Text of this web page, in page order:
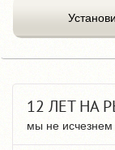
12 ЛЕТ НА
мы не